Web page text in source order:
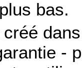
bas.
-